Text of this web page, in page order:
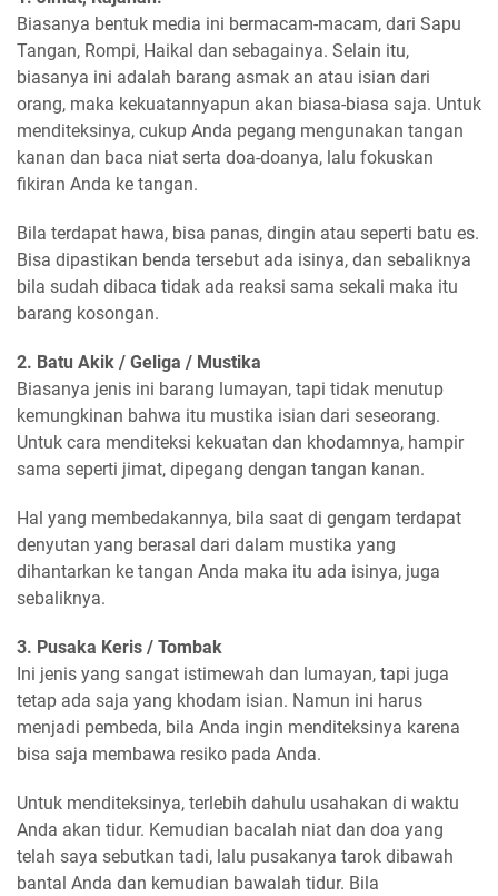
Biasanya bentuk media ini bermacam-macam, dari Sapu
Tangan, Rompi, Haikal dan sebagainya. Selain itu,
biasanya ini adalah barang asmak an atau isian dari
orang, maka kekuatannyapun akan biasa-biasa saja. Untuk
menditeksinya, cukup Anda pegang mengunakan tangan
kanan dan baca niat serta doa-doanya, lalu fokuskan
fikiran Anda ke tangan.
Bila terdapat hawa, bisa panas, dingin atau seperti batu es.
Bisa dipastikan benda tersebut ada isinya, dan sebaliknya
bila sudah dibaca tidak ada reaksi sama sekali maka itu
barang kosongan.
2. Batu Akik / Geliga / Mustika
Biasanya jenis ini barang lumayan, tapi tidak menutup
kemungkinan bahwa itu mustika isian dari seseorang.
Untuk cara menditeksi kekuatan dan khodamnya, hampir
sama seperti jimat, dipegang dengan tangan kanan.
Hal yang membedakannya, bila saat di gengam terdapat
denyutan yang berasal dari dalam mustika yang
dihantarkan ke tangan Anda maka itu ada isinya, juga
sebaliknya.
3. Pusaka Keris / Tombak
Ini jenis yang sangat istimewah dan lumayan, tapi juga
tetap ada saja yang khodam isian. Namun ini harus
menjadi pembeda, bila Anda ingin menditeksinya karena
bisa saja membawa resiko pada Anda.
Untuk menditeksinya, terlebih dahulu usahakan di waktu
Anda akan tidur. Kemudian bacalah niat dan doa yang
telah saya sebutkan tadi, lalu pusakanya tarok dibawah
bantal Anda dan kemudian bawalah tidur. Bila